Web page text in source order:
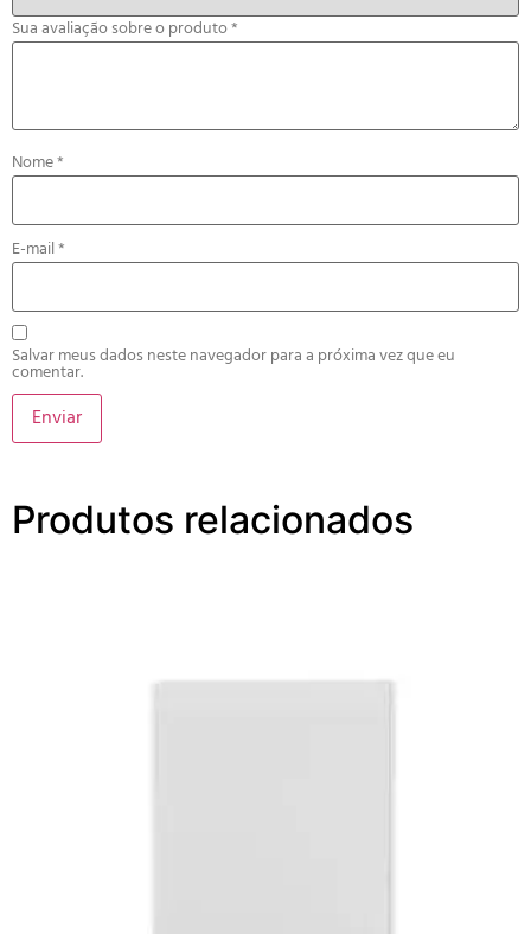
Sua avaliação sobre o produto*
Nome*
E-mail*
Salvar meus dados neste navegador para a próxima vez que eu
comentar.
Produtos relacionados